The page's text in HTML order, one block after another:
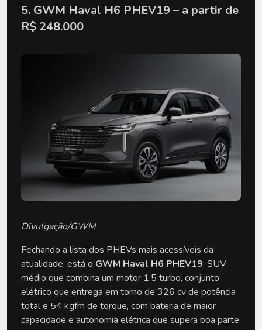
5. GWM Haval H6 PHEV19 – a partir de
R$ 248.000
Divulgação/GWM
Fechando a lista dos PHEVs mais acessíveis da
atualidade, está o GWM Haval H6 PHEV19, SUV
médio que combina um motor 1.5 turbo, conjunto
elétrico que entrega em torno de 326 cv de potência
total e 54 kgfm de torque, com bateria de maior
capacidade e autonomia elétrica que supera boa parte